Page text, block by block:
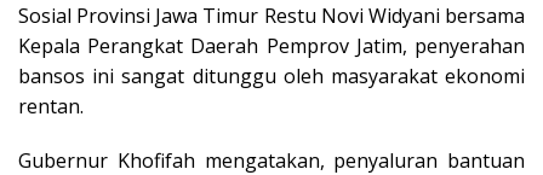
Sosial Provinsi Jawa Timur Restu Novi Widyani bersama
Kepala Perangkat Daerah Pemprov Jatim, penyerahan
bansos ini sangat ditunggu oleh masyarakat ekonomi
rentan.
Gubernur Khofifah mengatakan, penyaluran bantuan